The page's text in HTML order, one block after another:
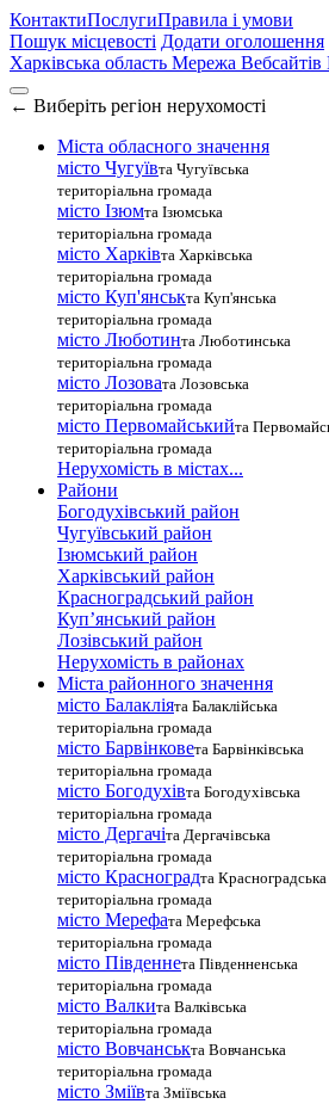
КонтактиПослугиПравила і умови
Пошук місцевості Додати оголошення
Харківська область Мережа Вебсайтів
← Виберіть регіон нерухомості
Міста обласного значення
місто Чугуївта Чугуївська
територіальна громада
місто Ізюмта Ізюмська
територіальна громада
місто Харківта Харківська
територіальна громада
місто Куп'янськта Куп'янська
територіальна громада
місто Люботинта Люботинська
територіальна громада
місто Лозовата Лозовська
територіальна громада
місто Первомайськийта
територіальна громада
Нерухомість в містах...
Райони
Богодухівський район
Чугуївський район
Ізюмський район
Харківський район
Красноградський район
Куп’янський район
Лозівський район
Нерухомість в районах
Міста районного значення
місто Балакліята Балаклійська
територіальна громада
місто Барвінковета Барвінківська
територіальна громада
місто Богодухівта Богодухівська
територіальна громада
місто Дергачіта Дергачівська
територіальна громада
місто Красноградта Красноградська
територіальна громада
місто Мерефата Мерефська
територіальна громада
місто Південнета Південненська
територіальна громада
місто Валкита Валківська
територіальна громада
місто Вовчанськта Вовчанська
територіальна громада
місто Зміївта Зміївська